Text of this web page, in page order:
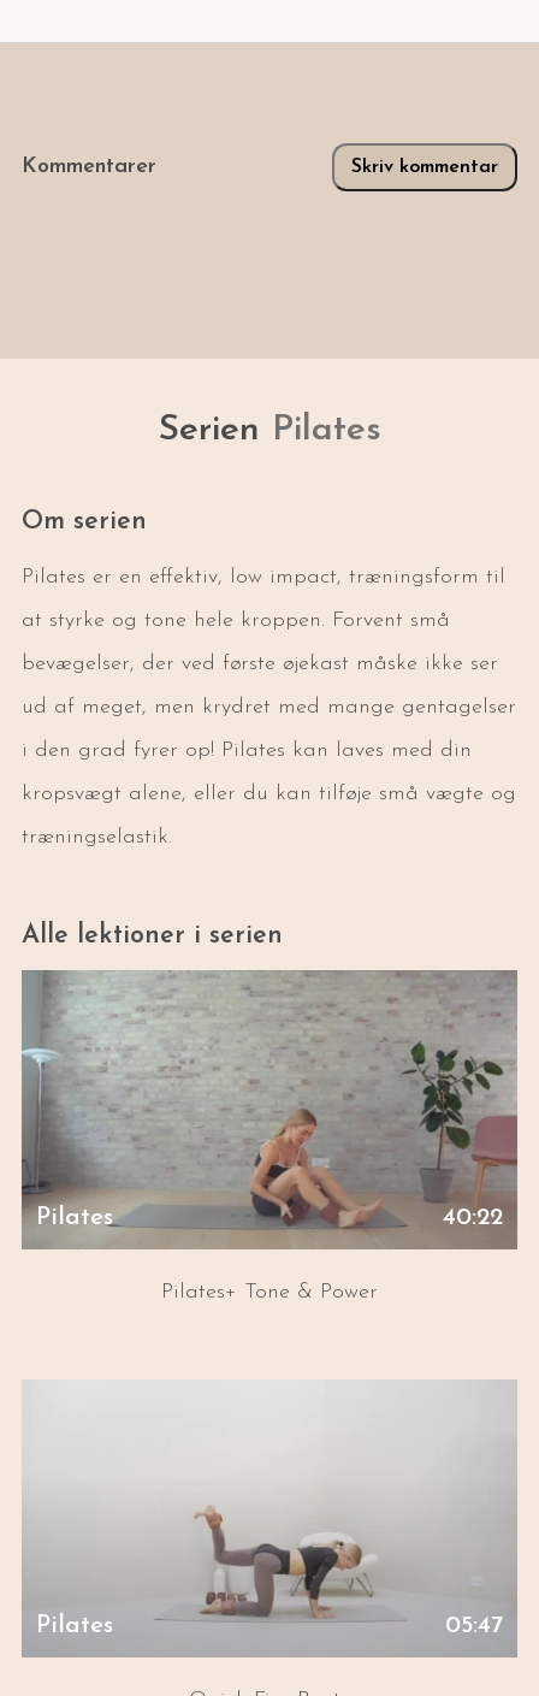
Kommentarer Skriv kommentar
Serien Pilates
Om serien
Pilates er en effektiv, low impact, træningsform til
at styrke og tone hele kroppen. Forvent små
bevægelser, der ved første øjekast måske ikke ser
ud af meget, men krydret med mange gentagelser
i den grad fyrer op! Pilates kan laves med din
kropsvægt alene, eller du kan tilføje små vægte og
træningselastik.
Alle lektioner i serien
Pilates 40:22
Pilates+ Tone & Power
Pilates 05:47